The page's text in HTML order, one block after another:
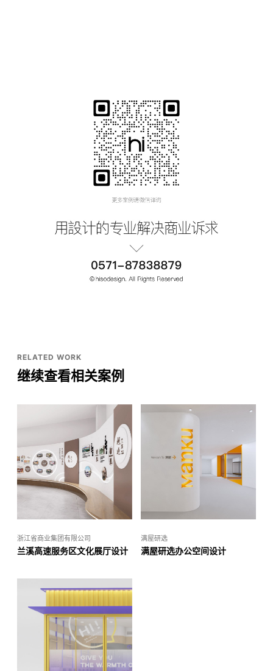
RELATED WORK
继续查看相关案例
浙江省商业集团有限公司
兰溪高速服务区文化展厅设计
满屋研选
满屋研选办公空间设计